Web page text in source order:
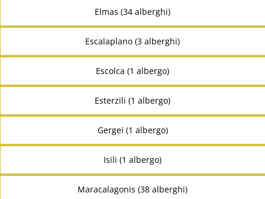
Elmas (34 alberghi)
Escalaplano (3 alberghi)
Escolca (1 albergo)
Esterzili (1 albergo)
Gergei (1 albergo)
Isili (1 albergo)
Maracalagonis (38 alberghi)